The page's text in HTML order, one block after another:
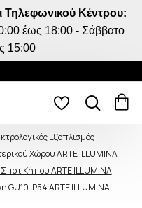
Τηλεφωνικού Κέντρου:
έως 18:00 - Σάββατο
15:00
Εξοπλισμός
Χώρου ARTE ILLUMINA
Κήπου ARTE ILLUMINA
GU10 IP54 ARTE ILLUMINA